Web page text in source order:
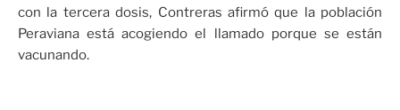
con la tercera dosis, Contreras afirmó que la población
Peraviana está acogiendo el llamado porque se están
vacunando.